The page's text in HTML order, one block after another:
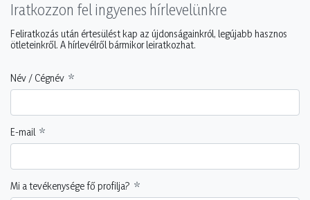
Iratkozzon fel ingyenes hírlevelünkre
Feliratkozás után értesülést kap az újdonságainkról, legújabb hasznos
ötleteinkről. A hírlevélről bármikor leiratkozhat.
Név / Cégnév
E-mail
Mi a tevékenysége fő profilja?